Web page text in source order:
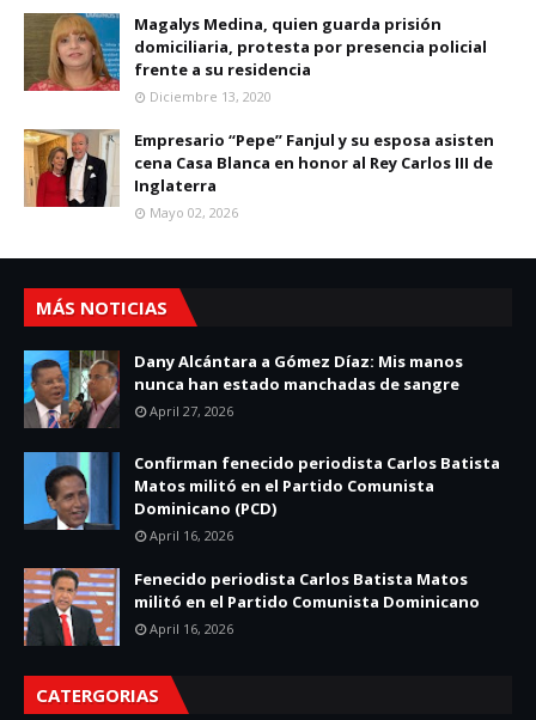
Magalys Medina, quien guarda prisión
domiciliaria, protesta por presencia policial
frente a su residencia
Diciembre 13, 2020
Empresario “Pepe” Fanjul y su esposa asisten
cena Casa Blanca en honor al Rey Carlos III de
Inglaterra
Mayo 02, 2026
MÁS NOTICIAS
Dany Alcántara a Gómez Díaz: Mis manos
nunca han estado manchadas de sangre
April 27, 2026
Confirman fenecido periodista Carlos Batista
Matos militó en el Partido Comunista
Dominicano (PCD)
April 16, 2026
Fenecido periodista Carlos Batista Matos
militó en el Partido Comunista Dominicano
April 16, 2026
CATERGORIAS